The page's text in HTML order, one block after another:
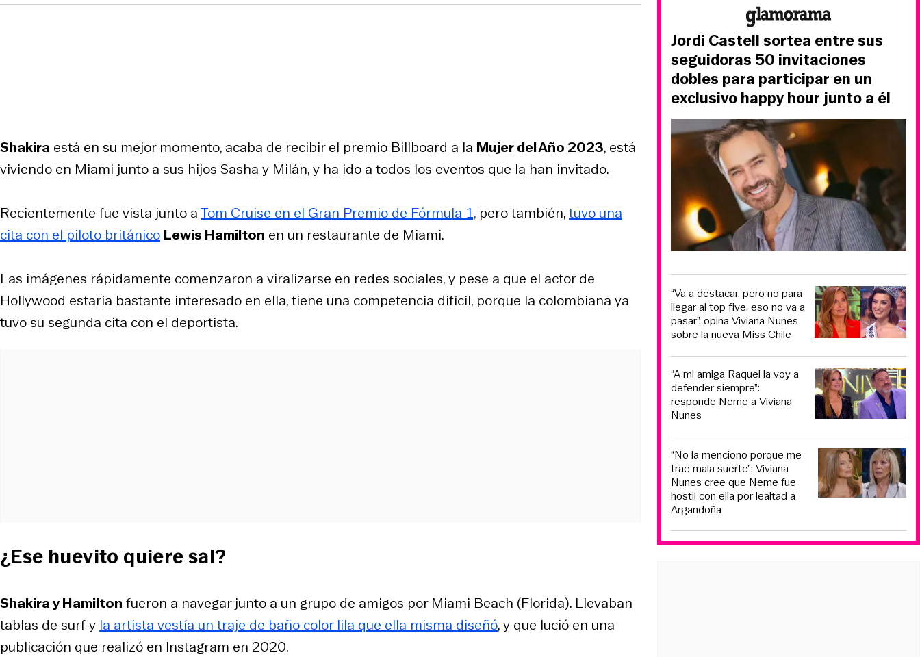
Shakira está en su mejor momento, acaba de recibir el premio Billboard a la Mujer del Año 2023, está
viviendo en Miami junto a sus hijos Sasha y Milán, y ha ido a todos los eventos que la han invitado.
Recientemente fue vista junto aTom Cruise en el Gran Premio de Fórmula 1, pero también,tuvo una
cita con el piloto británico Lewis Hamilton en un restaurante de Miami.
Las imágenes rápidamente comenzaron a viralizarse en redes sociales, y pese a que el actor de
Hollywood estaría bastante interesado en ella, tiene una competencia difícil, porque la colombiana ya
tuvo su segunda cita con el deportista.
¿Ese huevito quiere sal?
Shakira y Hamilton fueron a navegar junto a un grupo de amigos por Miami Beach (Florida). Llevaban
tablas de surf y la artista vestía un traje de baño color lila que ella misma diseñó, y que lució en una
publicación que realizó en Instagram en 2020.
Jordi Castell sortea entre sus
seguidoras 50 invitaciones
dobles para participar en un
exclusivo happy hour junto a él
“Va a destacar, pero no para
llegar al top five, eso no va a
pasar”, opina Viviana Nunes
sobre la nueva Miss Chile
“A mi amiga Raquel la voy a
defender siempre”:
responde Neme a Viviana
Nunes
“No la menciono porque me
trae mala suerte”: Viviana
Nunes cree que Neme fue
hostil con ella por lealtad a
Argandoña